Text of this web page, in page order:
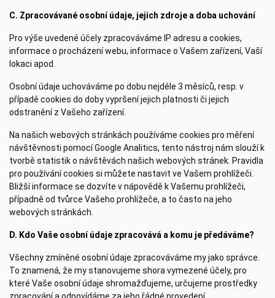
C. Zpracovávané osobní údaje, jejich zdroje a doba uchování
Pro výše uvedené účely zpracováváme IP adresu a cookies,
informace o procházení webu, informace o Vašem zařízení, Vaší
lokaci apod.
Osobní údaje uchováváme po dobu nejdéle 3 měsíců, resp. v
případě cookies do doby vypršení jejich platnosti či jejich
odstranění z Vašeho zařízení.
Na našich webových stránkách používáme cookies pro měření
návštěvnosti pomocí Google Analitics, tento nástroj nám slouží k
tvorbě statistik o návštěvách našich webových stránek. Pravidla
pro používání cookies si můžete nastavit ve Vašem prohlížeči.
Bližší informace se dozvíte v nápovědě k Vašemu prohlížeči,
případně od tvůrce Vašeho prohlížeče, a to často na jeho
webových stránkách.
D. Kdo Vaše osobní údaje zpracovává a komu je předáváme?
Všechny zmíněné osobní údaje zpracováváme my jako správce.
To znamená, že my stanovujeme shora vymezené účely, pro
které Vaše osobní údaje shromažďujeme, určujeme prostředky
zpracování a odpovídáme za jeho řádné provedení.